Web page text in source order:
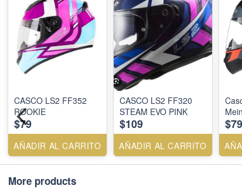
CASCO LS2 FF352
ROOKIE
$79
AÑADIR AL CARRITO
CASCO LS2 FF320
STEAM EVO PINK
$109
AÑADIR AL CARRITO
Mein
$79
More products